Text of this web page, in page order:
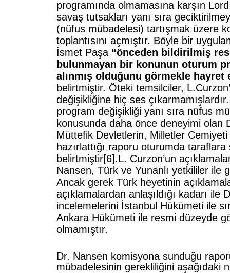
programında olmamasına karşın
savaş tutsakları yanı sıra
(nüfus mübadelesi) tartışmak üzere
toplantısını açmıştır. Böyle bir
İsmet Paşa “önceden bildirilmiş
bulunmayan bir konunun oturum
alınmış olduğunu görmekle hayret
belirtmiştir. Öteki temsilciler,
değişikliğine hiç ses
program değişikliği yanı sıra nüfus
konusunda daha önce deneyimi olan
Müttefik Devletlerin, Milletler Cemiyeti
hazırlattığı raporu oturumda taraflara
belirtmiştir[6].L. Curzon’un
Nansen, Türk ve Yunanlı yetkililer ile
Ancak gerek Türk heyetinin
açıklamalardan anlaşıldığı kadarı ile
incelemelerini İstanbul Hükümeti ile
Ankara Hükümeti ile resmi düzeyde
olmamıştır.
Dr. Nansen komisyona sunduğu
mübadelesinin gerekliliğini aşağıdaki